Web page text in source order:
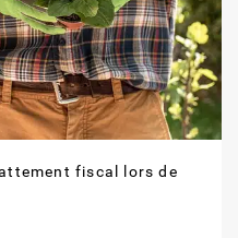
fiscal lors de